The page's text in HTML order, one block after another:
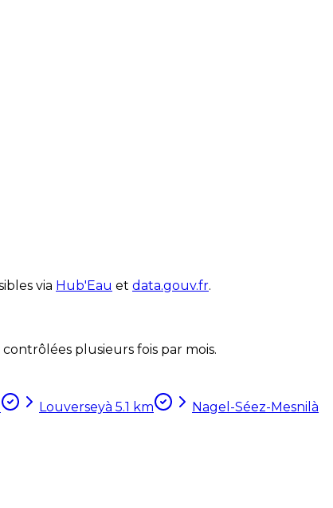
via Hub'Eau et data.gouv.fr.
plusieurs fois par mois.
Louverseyà 5.1 km Nagel-Séez-Mesnil à